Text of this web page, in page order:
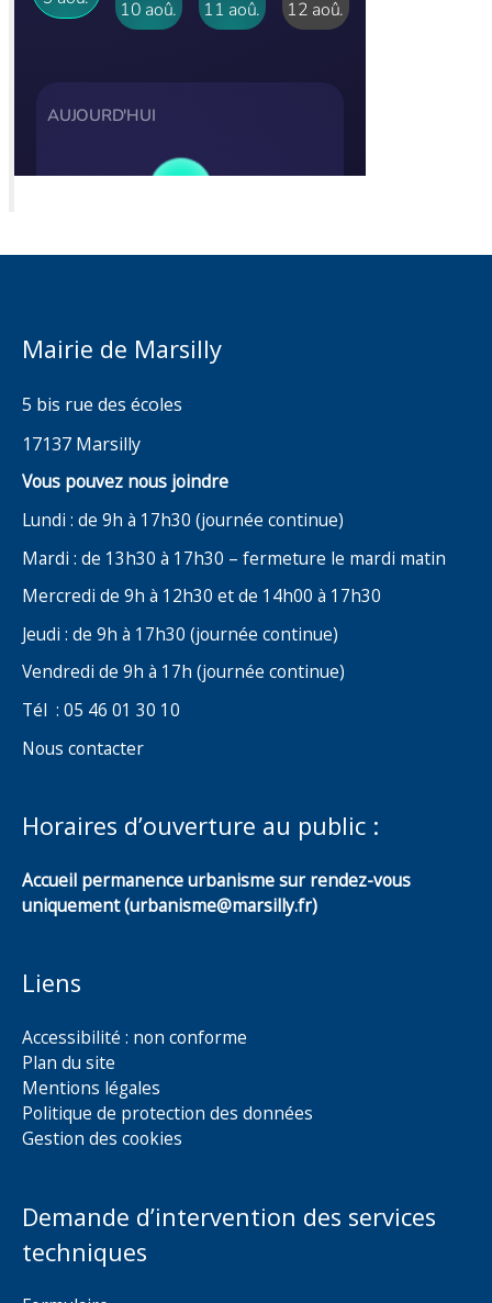
Mairie de Marsilly
5 bis rue des écoles
17137 Marsilly
Vous pouvez nous joindre
Lundi : de 9h à 17h30 (journée continue)
Mardi : de 13h30 à 17h30 – fermeture le mardi matin
Mercredi de 9h à 12h30 et de 14h00 à 17h30
Jeudi : de 9h à 17h30 (journée continue)
Vendredi de 9h à 17h (journée continue)
Tél : 05 46 01 30 10
Nous contacter
Horaires d’ouverture au public :
Accueil permanence urbanisme sur rendez-vous
uniquement (urbanisme@marsilly.fr)
Liens
Accessibilité : non conforme
Plan du site
Mentions légales
Politique de protection des données
Gestion des cookies
Demande d’intervention des services
techniques